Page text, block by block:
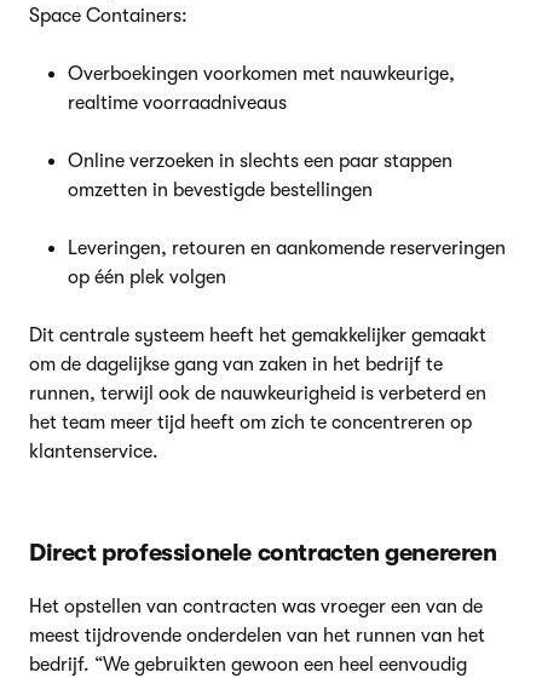
Space Containers:
Overboekingen voorkomen met nauwkeurige,
realtime voorraadniveaus
Online verzoeken in slechts een paar stappen
omzetten in bevestigde bestellingen
Leveringen, retouren en aankomende reserveringen
op één plek volgen
Dit centrale systeem heeft het gemakkelijker gemaakt
om de dagelijkse gang van zaken in het bedrijf te
runnen, terwijl ook de nauwkeurigheid is verbeterd en
het team meer tijd heeft om zich te concentreren op
klantenservice.
Direct professionele contracten genereren
Het opstellen van contracten was vroeger een van de
meest tijdrovende onderdelen van het runnen van het
bedrijf. “We gebruikten gewoon een heel eenvoudig